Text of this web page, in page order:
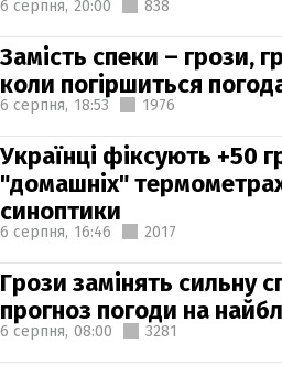
6 серпня, 20:00 838
Замість спеки – грози,
коли погіршиться
6 серпня, 18:53 1976
Українці фіксують +50
"домашніх"
синоптики
6 серпня, 16:46 2017
Грози замінять сильну
прогноз погоди на
6 серпня, 08:00 3281